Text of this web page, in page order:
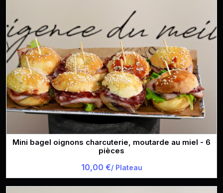
Mini bagel oignons charcuterie, moutarde au miel - 6
pièces
10,00 €/ Plateau